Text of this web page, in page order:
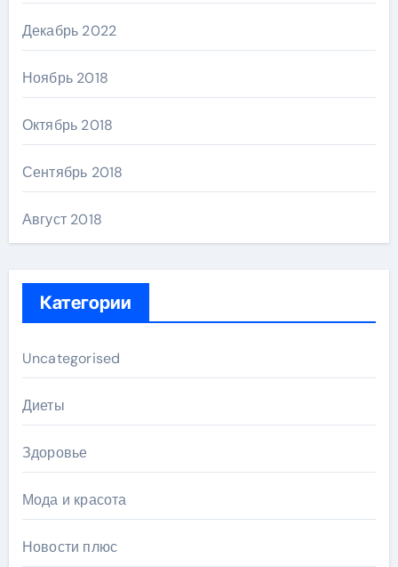
Декабрь 2022
Ноябрь 2018
Октябрь 2018
Сентябрь 2018
Август 2018
Категории
Uncategorised
Диеты
Здоровье
Мода и красота
Новости плюс